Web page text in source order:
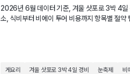
2026년 6월 데이터 기준, 겨울 삿포로 3박 4일
소, 식비부터 비에이 투어 비용까지 항목별 절약
게요리 겨울 삿포로 3박 4일 경비 눈축제 비